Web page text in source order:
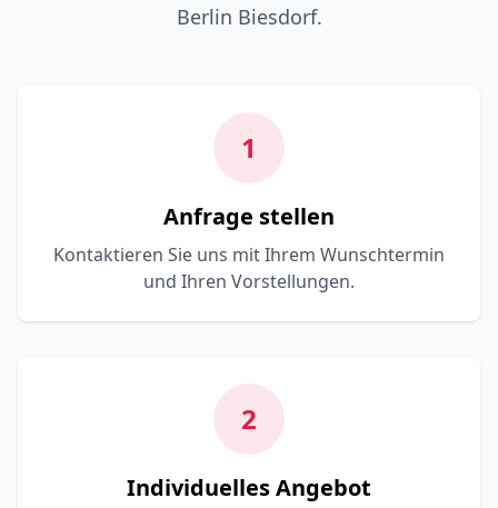
Berlin Biesdorf.
1
Anfrage stellen
Kontaktieren Sie uns mit Ihrem Wunschtermin
und Ihren Vorstellungen.
2
Individuelles Angebot